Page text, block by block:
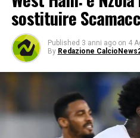
sostituire
Published 3 anni ago on 4
By Redazione